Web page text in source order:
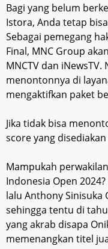
Bagi yang belum
Istora, Anda tetap
Sebagai pemegang
Final, MNC Group
MNCTV dan
menontonnya di
mengaktifkan paket
Jika tidak bisa
score yang
Mampukah
Indonesia Open
lalu Anthony Sinisuka
sehingga tentu di
yang akrab disapa
memenangkan titel